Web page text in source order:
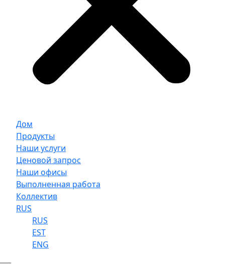
Дом
Продукты
Наши услуги
Ценовой запрос
Наши офисы
Выполненная работа
Коллектив
RUS
RUS
EST
ENG